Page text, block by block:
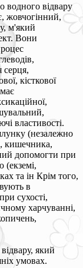
водного відвару
жовчогінний,
м'який
Вони
серця,
кісткової
властивості.
(незалежно
кишечника,
допомогти при
(екземі,
та ін Крім того,
в
сухості,
харчуванні,
який
умовах.